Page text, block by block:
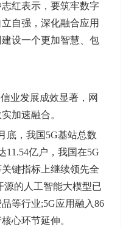
红表示，要筑牢数字
自强，深化融合应用
设一个更加智慧、包
业发展成效显著，网
加速融合。
，我国5G基站总数
11.54亿户，我国在5G
键指标上继续领先全
源的人工智能大模型已
等行业;5G应用融入86
心环节延伸。